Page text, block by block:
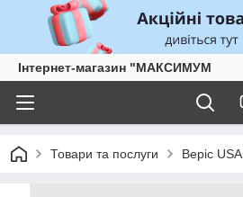
Інтернет-магазин "МАКСИМУМ
Товари та послуги Bepic USA